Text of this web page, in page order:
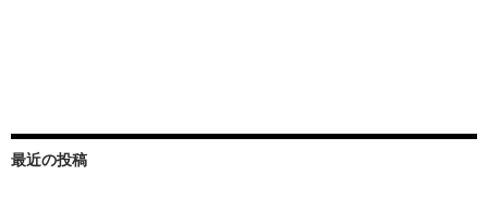
最近の投稿